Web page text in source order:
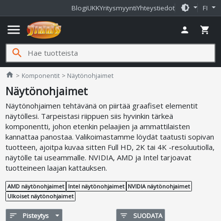
BlogiUKKYritysmyyntiYhteystiedot brightness_medium FI
menu person shopping_cart
search
home Jimms.fi
Komponentit Näytönohjaimet
Näytönohjaimet
Näytönohjaimen tehtävänä on piirtää graafiset elementit
näytöllesi. Tarpeistasi riippuen siis hyvinkin tärkeä
komponentti, johon etenkin pelaajien ja ammattilaisten
kannattaa panostaa. Valikoimastamme löydät taatusti sopivan
tuotteen, ajoitpa kuvaa sitten Full HD, 2K tai 4K -resoluutiolla,
näytölle tai useammalle. NVIDIA, AMD ja Intel tarjoavat
tuotteineen laajan kattauksen.
AMD näytönohjaimet Intel näytönohjaimet NVIDIA näytönohjaimet
Ulkoiset näytönohjaimet
sort Pisteytys filter_list SUODATA